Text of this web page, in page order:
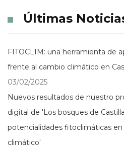
Últimas
FITOCLIM: una herramienta de
frente al cambio climático en
03/02/2025
Nuevos resultados de nuestro
digital de 'Los bosques de
potencialidades fitoclimáticas
climático'